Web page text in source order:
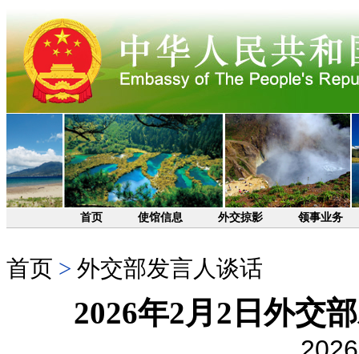
首页 使馆信息 外交掠影 领事业务
首页 > 外交部发言人谈话
2026年2月2日外交